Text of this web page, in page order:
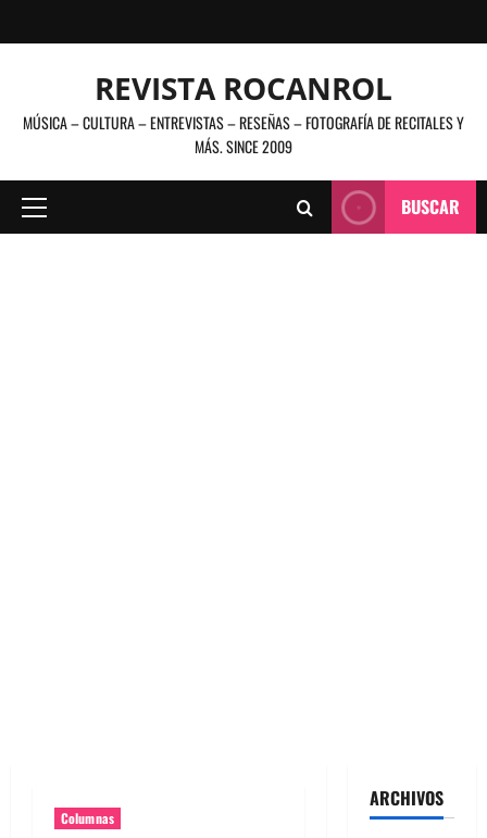
al
REVISTA ROCANROL
MÚSICA – CULTURA – ENTREVISTAS – RESEÑAS – FOTOGRAFÍA DE RECITALES Y
MÁS. SINCE 2009
Menú
BUSCAR
Columnas
ARCHIVOS